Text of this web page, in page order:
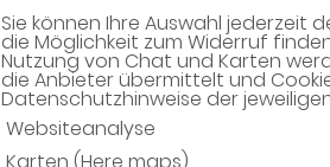
Sie können Ihre Auswahl jederzeit
die Möglichkeit zum Widerruf
Nutzung von Chat und Karten
die Anbieter übermittelt und
Datenschutzhinweise der
Websiteanalyse